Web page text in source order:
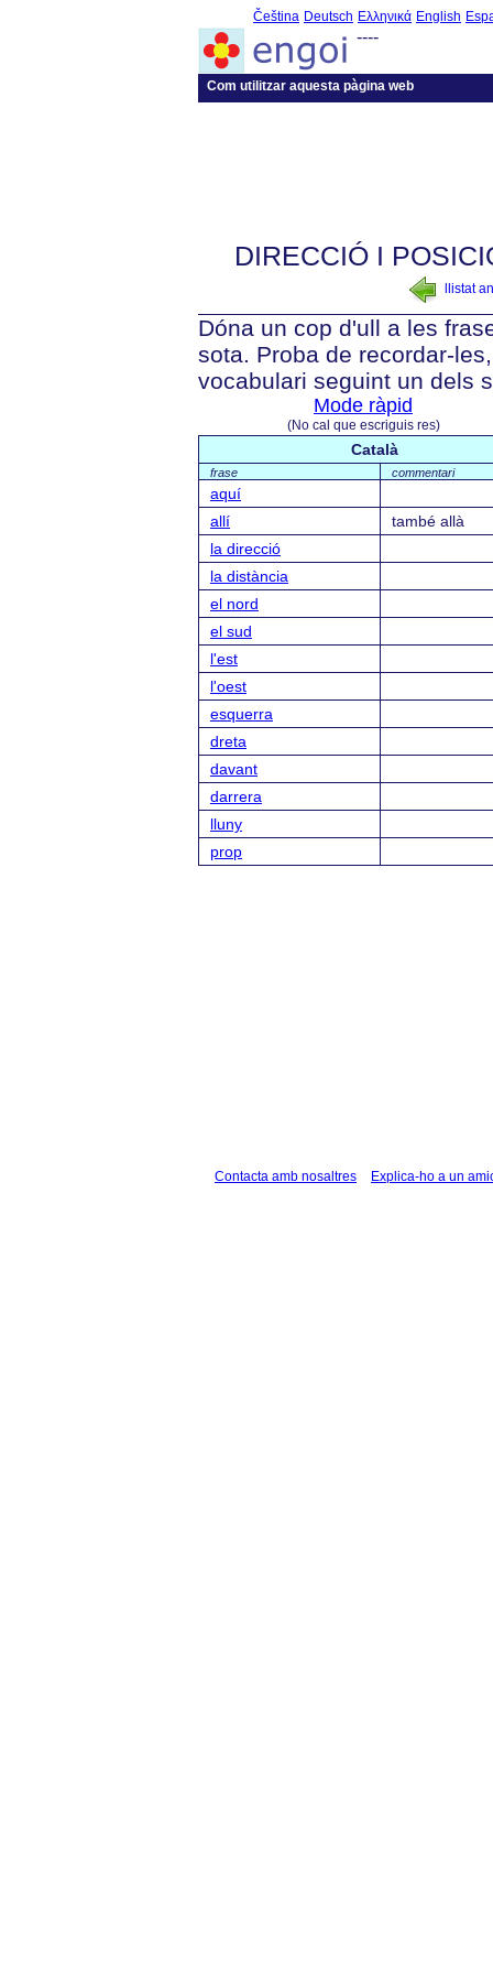
Čeština Deutsch Ελληνικά English
----
Com utilitzar aquesta pàgina web
DIRECCIÓ I
llistat
Dóna un cop d'ull a les
sota. Proba de recordar-
vocabulari seguint un dels
Mode ràpid
(No cal que escriguis res)
Català
frase commentari
aquí
allí
també allà
la direcció
la distància
el nord
el sud
l'est
l'oest
esquerra
dreta
davant
darrera
lluny
prop
Contacta amb nosaltres Explica-ho a un